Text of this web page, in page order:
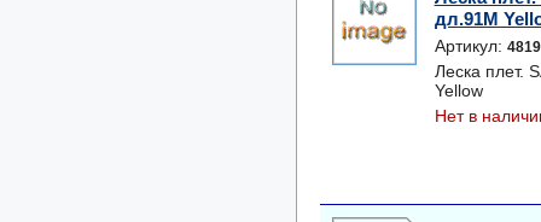
дл.91M
Артикул:
Леска плет.
Yellow
Нет в